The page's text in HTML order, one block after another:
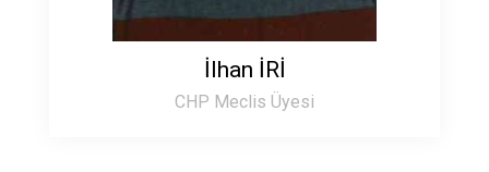
İlhan İRİ
CHP Meclis Üyesi